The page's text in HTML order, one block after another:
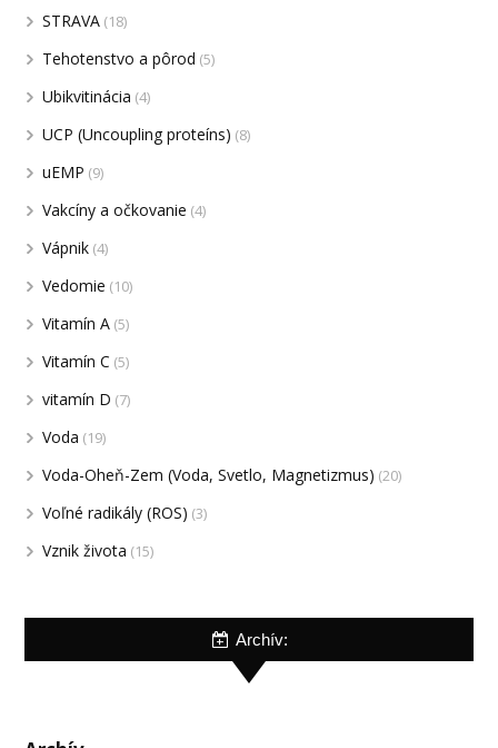
STRAVA (18)
Tehotenstvo a pôrod (5)
Ubikvitinácia (4)
UCP (Uncoupling proteíns) (8)
uEMP (9)
Vakcíny a očkovanie (4)
Vápnik (4)
Vedomie (10)
Vitamín A (5)
Vitamín C (5)
vitamín D (7)
Voda (19)
Voda-Oheň-Zem (Voda, Svetlo, Magnetizmus) (20)
Voľné radikály (ROS) (3)
Vznik života (15)
Archív: